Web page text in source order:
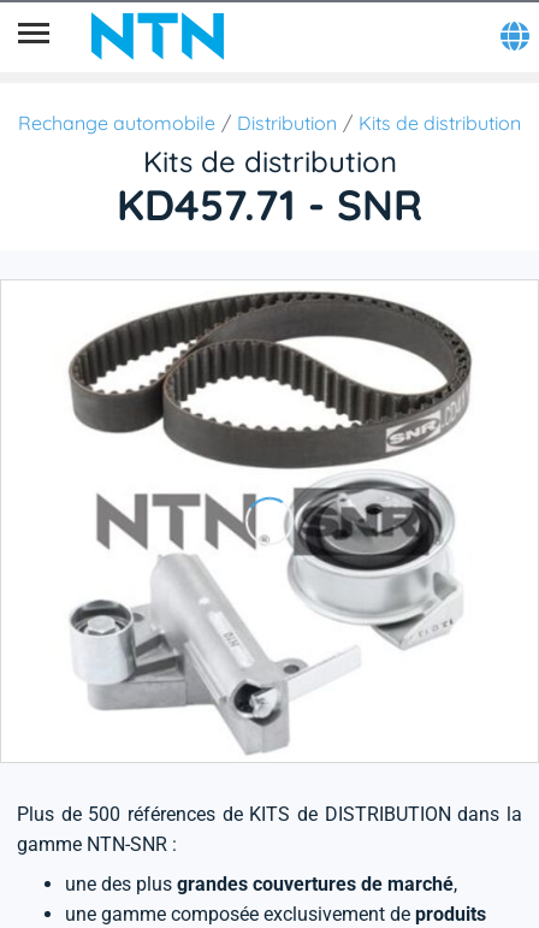
Rechange automobile Distribution Kits de distribution
Kits de distribution
KD457.71 - SNR
Plus de 500 références de KITS de DISTRIBUTION dans la
gamme NTN-SNR :
une des plus grandes couvertures de marché,
une gamme composée exclusivement de produits